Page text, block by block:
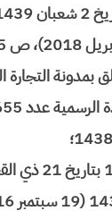
القاضي بتغيير المادة 15 من